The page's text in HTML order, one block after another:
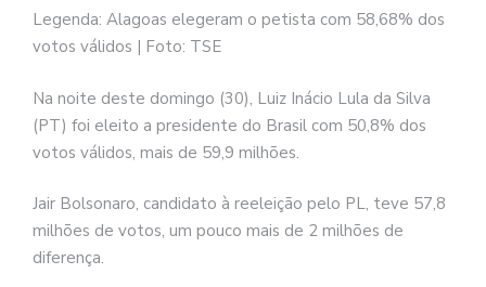
Legenda: Alagoas elegeram o petista com 58,68% dos
votos válidos | Foto: TSE
Na noite deste domingo (30), Luiz Inácio Lula da Silva
(PT) foi eleito a presidente do Brasil com 50,8% dos
votos válidos, mais de 59,9 milhões.
Jair Bolsonaro, candidato à reeleição pelo PL, teve 57,8
milhões de votos, um pouco mais de 2 milhões de
diferença.